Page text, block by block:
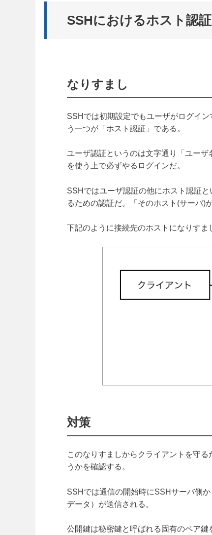
SSHにおけるホスト認証
なりすまし
SSHでは初期設定でもユーザがログイ
う一つが「ホスト認証」である。
ユーザ認証というのは文字通り「ユー
を使う上で必ずやるログインだ。
SSHではユーザ認証の他にホスト認証
るための認証だ。「そのホスト(サーバ)
下記のように接続先のホストになりす
対策
このなりすましからクライアントを守
うかを確認する。
SSHでは通信の開始時にSSHサーバ側
データ）が送信される。
公開鍵は秘密鍵と呼ばれる固有のペア